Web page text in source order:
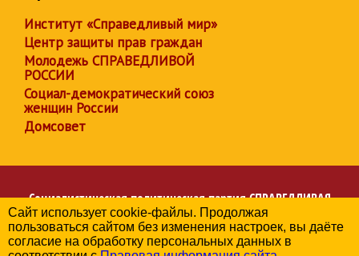
Институт «Справедливый мир»
Центр защиты прав граждан
Молодежь СПРАВЕДЛИВОЙ
РОССИИ
Социал-демократический союз
женщин России
Домсовет
Социалистическая политическая партияСПРАВЕДЛИВАЯ
РОССИЯ
Региональное отделение партии в Ивановской области
© 2006-2026
Сайт использует cookie-файлы. Продолжая
пользоваться сайтом без изменения настроек, вы даёте
согласие на обработку персональных данных в